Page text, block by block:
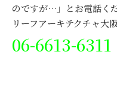
のですが…」とお電話くだ
リーフアーキテクチャ大
06-6613-6311